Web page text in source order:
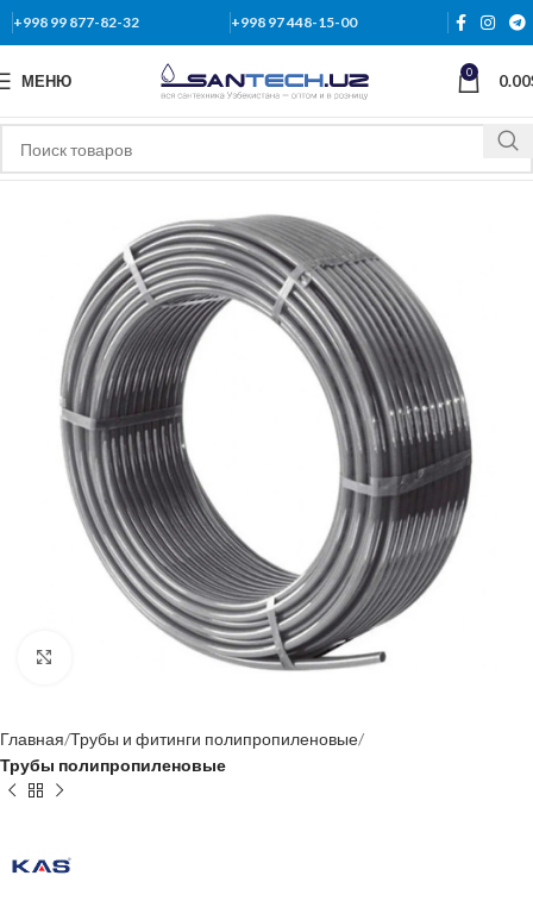
+998 99 877-82-32 +998 97 448-15-00
МЕНЮ 0 0.00
Нажмите, чтобы увеличить
Главная Трубы и фитинги полипропиленовые
Трубы полипропиленовые